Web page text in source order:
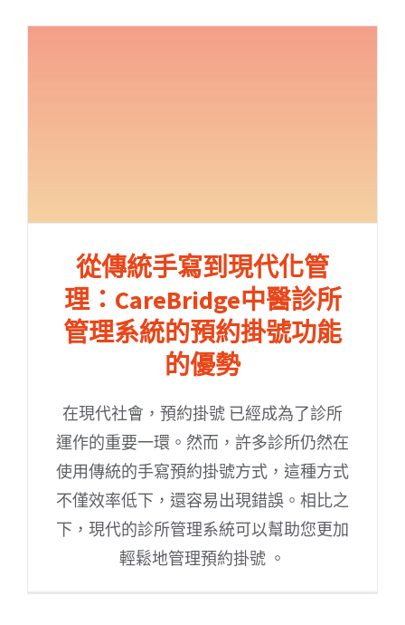
從傳統手寫到現代化管
理：CareBridge中醫診所
管理系統的預約掛號功能
的優勢
在現代社會，預約掛號 已經成為了診所
運作的重要一環。然而，許多診所仍然在
使用傳統的手寫預約掛號方式，這種方式
不僅效率低下，還容易出現錯誤。相比之
下，現代的診所管理系統可以幫助您更加
輕鬆地管理預約掛號 。